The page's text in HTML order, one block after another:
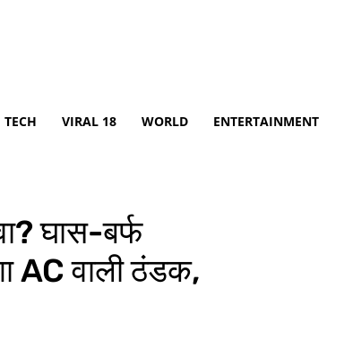
TECH VIRAL 18 WORLD ENTERTAINMENT
घास-बर्फ
AC वाली ठंडक,